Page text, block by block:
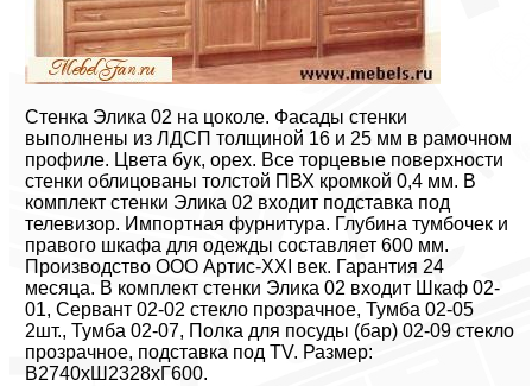
Стенка Элика 02 на цоколе. Фасады стенки
выполнены из ЛДСП толщиной 16 и 25 мм в рамочном
профиле. Цвета бук, орех. Все торцевые поверхности
стенки облицованы толстой ПВХ кромкой 0,4 мм. В
комплект стенки Элика 02 входит подставка под
телевизор. Импортная фурнитура. Глубина тумбочек и
правого шкафа для одежды составляет 600 мм.
Производство ООО Артис-XXI век. Гарантия 24
месяца. В комплект стенки Элика 02 входит Шкаф 02-
01, Сервант 02-02 стекло прозрачное, Тумба 02-05
2шт., Тумба 02-07, Полка для посуды (бар) 02-09 стекло
прозрачное, подставка под TV. Размер:
В2740xШ2328xГ600.